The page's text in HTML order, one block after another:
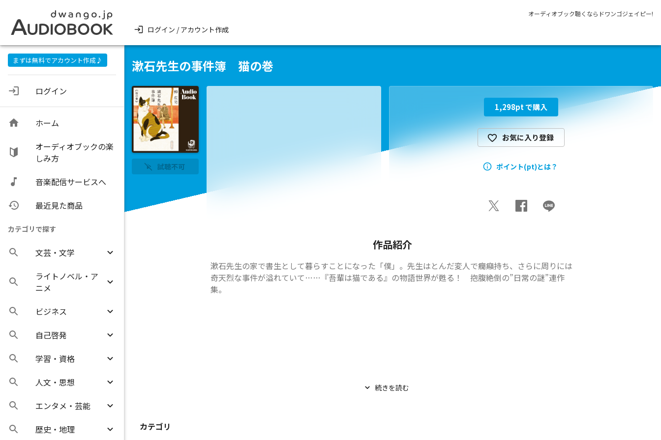
オーディオブック聴くならドワンゴジェイピー!
ログイン / アカウント作成
まずは無料でアカウント作成♪
ログイン
ホーム
オーディオブックの楽
しみ方
音楽配信サービスへ
最近見た商品
カテゴリで探す
文芸・文学
ライトノベル・ア
ニメ
ビジネス
自己啓発
学習・資格
人文・思想
エンタメ・芸能
歴史・地理
漱石先生の事件簿 猫の巻
試聴不可
1,298pt で購入
お気に入り登録
ポイント(pt)とは？
作品紹介
漱石先生の家で書生として暮らすことになった「僕」。先生はとんだ変人で癇癪持ち、さらに周りには
奇天烈な事件が溢れていて……『吾輩は猫である』の物語世界が甦る！　抱腹絶倒の”日常の謎”連作
集。
続きを読む
カテゴリ